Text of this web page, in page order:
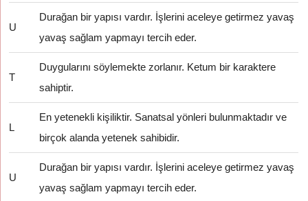
U
Durağan bir yapısı vardır. İşlerini aceleye getirmez yavaş
yavaş sağlam yapmayı tercih eder.
T
Duygularını söylemekte zorlanır. Ketum bir karaktere
sahiptir.
L
En yetenekli kişiliktir. Sanatsal yönleri bulunmaktadır ve
birçok alanda yetenek sahibidir.
U
Durağan bir yapısı vardır. İşlerini aceleye getirmez yavaş
yavaş sağlam yapmayı tercih eder.